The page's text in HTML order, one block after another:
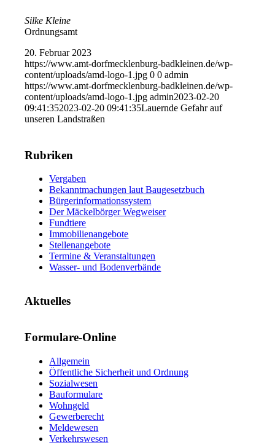
Silke Kleine
Ordnungsamt
20. Februar 2023
https://www.amt-dorfmecklenburg-badkleinen.de/wp-
content/uploads/amd-logo-1.jpg 0 0 admin
https://www.amt-dorfmecklenburg-badkleinen.de/wp-
content/uploads/amd-logo-1.jpg admin2023-02-20
09:41:352023-02-20 09:41:35Lauernde Gefahr auf
unseren Landstraßen
Rubriken
Vergaben
Bekanntmachungen laut Baugesetzbuch
Bürgerinformationssystem
Der Mäckelbörger Wegweiser
Fundtiere
Immobilienangebote
Stellenangebote
Termine & Veranstaltungen
Wasser- und Bodenverbände
Aktuelles
Formulare-Online
Allgemein
Öffentliche Sicherheit und Ordnung
Sozialwesen
Bauformulare
Wohngeld
Gewerberecht
Meldewesen
Verkehrswesen